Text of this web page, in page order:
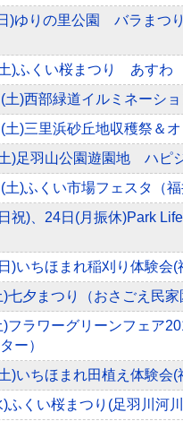
)ゆりの里公園 バラまつ
)ふくい桜まつり あすわ
)西部緑道イルミネーショ
)三里浜砂丘地収穫祭＆
)足羽山公園遊園地 ハピ
)ふくい市場フェスタ（福
祝)、24日(月振休)Park
)いちほまれ稲刈り体験会(
夕まつり（おさごえ民家
フラワーグリーンフェア
ー）
)いちほまれ田植え体験会(
ふくい桜まつり(足羽川河